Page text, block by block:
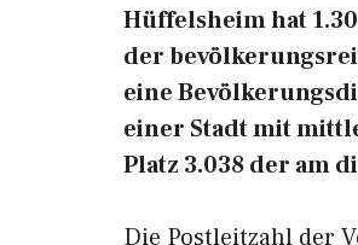
Hüffelsheim hat
der
eine
einer Stadt mit
Platz 3.038 der am
Die Postleitzahl der